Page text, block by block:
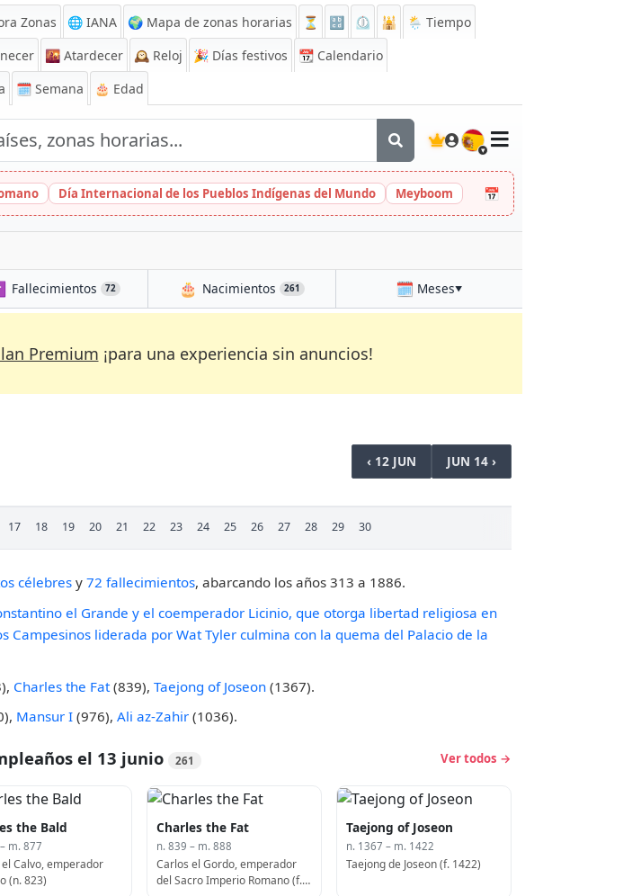
Zonas 🌐 IANA 🌍 Mapa de zonas horarias ⏳ 🔡 ⏲️ 🕌
🌦️ Tiempo
🌇 Atardecer 🕰️ Reloj 🎉 Días festivos 📆 Calendario
🗓️ Semana 🎂 Edad
🇪🇸
Día Internacional de los Pueblos Indígenas del Mundo Meyboom 📅
Fallecimientos 72 🎂 Nacimientos 261 🗓️ Meses▼
Premium ¡para una experiencia sin anuncios!
‹ 12 JUN JUN 14 ›
17 18 19 20 21 22 23 24 25 26 27 28 29 30
célebresy 72 fallecimientos, abarcando los años 313 a 1886.
el Grande y el coemperador Licinio, que otorga libertad religiosa en
Campesinos liderada por Wat Tyler culmina con la quema del Palacio de la
Charles the Fat (839), Taejong of Joseon (1367).
Mansur I (976), Ali az-Zahir (1036).
el 13 junio 261 Ver todos →
the Bald
m. 877
Calvo, emperador
(n. 823)
Charles the Fat
n. 839 – m. 888
Carlos el Gordo, emperador
del Sacro Imperio Romano (f.
Taejong of Joseon
n. 1367 – m. 1422
Taejong de Joseon (f. 1422)